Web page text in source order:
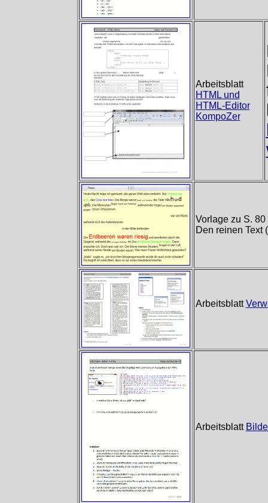
Arbeitsblatt
HTML und
HTML-Editor
KompoZer
Vorlage zu S.
Den reinen Text
Arbeitsblatt
Arbeitsblatt